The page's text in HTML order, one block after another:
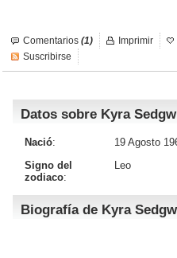
Galerías
Iniciar sesión
Comentarios (1) Imprimir
Suscribirse
Datos sobre Kyra
Nació: 19 Agosto
Signo del
zodiaco:
Leo
Biografía de Kyra